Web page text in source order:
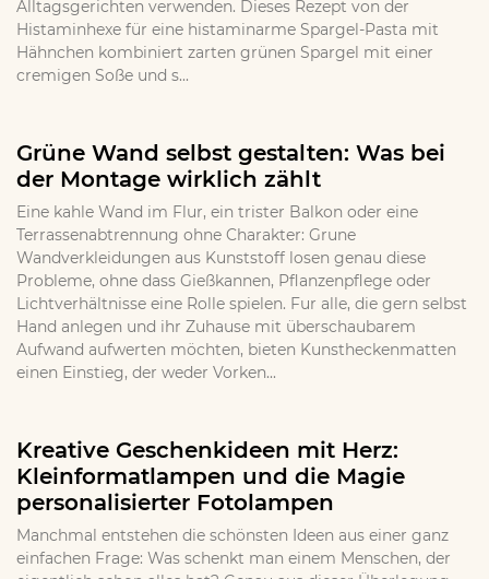
Alltagsgerichten verwenden. Dieses Rezept von der
Histaminhexe für eine histaminarme Spargel-Pasta mit
Hähnchen kombiniert zarten grünen Spargel mit einer
cremigen Soße und s...
Grüne Wand selbst gestalten: Was bei
der Montage wirklich zählt
Eine kahle Wand im Flur, ein trister Balkon oder eine
Terrassenabtrennung ohne Charakter: Grune
Wandverkleidungen aus Kunststoff losen genau diese
Probleme, ohne dass Gießkannen, Pflanzenpflege oder
Lichtverhältnisse eine Rolle spielen. Fur alle, die gern selbst
Hand anlegen und ihr Zuhause mit überschaubarem
Aufwand aufwerten möchten, bieten Kunstheckenmatten
einen Einstieg, der weder Vorken...
Kreative Geschenkideen mit Herz:
Kleinformatlampen und die Magie
personalisierter Fotolampen
Manchmal entstehen die schönsten Ideen aus einer ganz
einfachen Frage: Was schenkt man einem Menschen, der